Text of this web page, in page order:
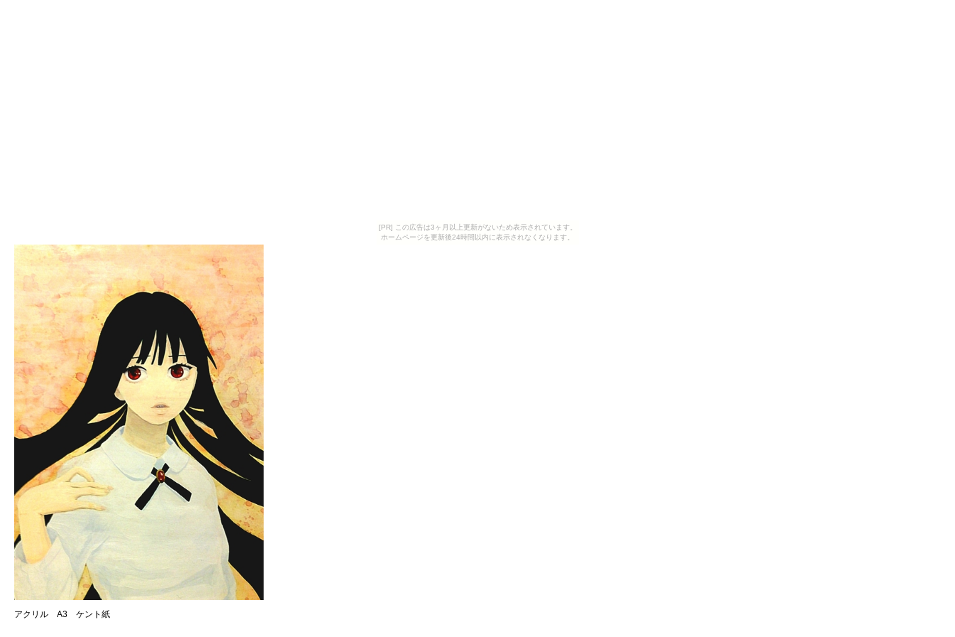
[PR] この広告は3ヶ月以上更新がないため表示されています。
ホームページを更新後24時間以内に表示されなくなります。
アクリル A3 ケント紙